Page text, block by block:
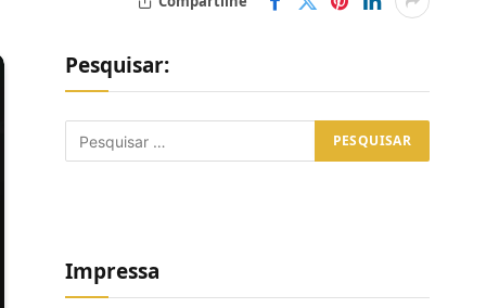
Pesquisar:
Impressa